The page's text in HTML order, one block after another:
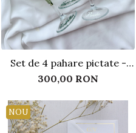
Set de 4 pahare pictate -
alb/verde smarald si auriu
cu flori uscate si criogenate
300,00 RON
NOU